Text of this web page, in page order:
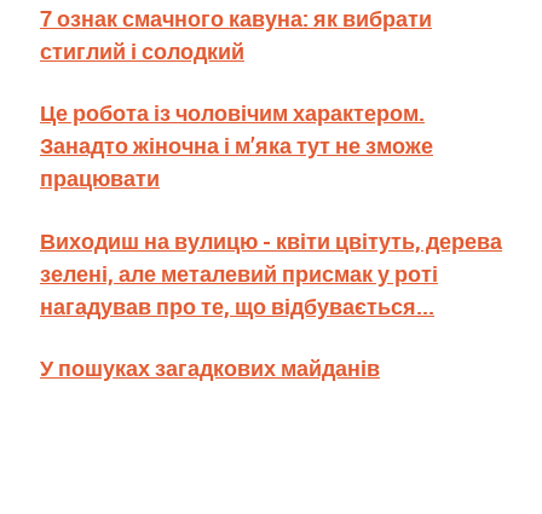
7 ознак смачного кавуна: як вибрати
стиглий і солодкий
Це робота із чоловічим характером.
Занадто жіночна і м’яка тут не зможе
працювати
Виходиш на вулицю - квіти цвітуть, дерева
зелені, але металевий присмак у роті
нагадував про те, що відбувається...
У пошуках загадкових майданів